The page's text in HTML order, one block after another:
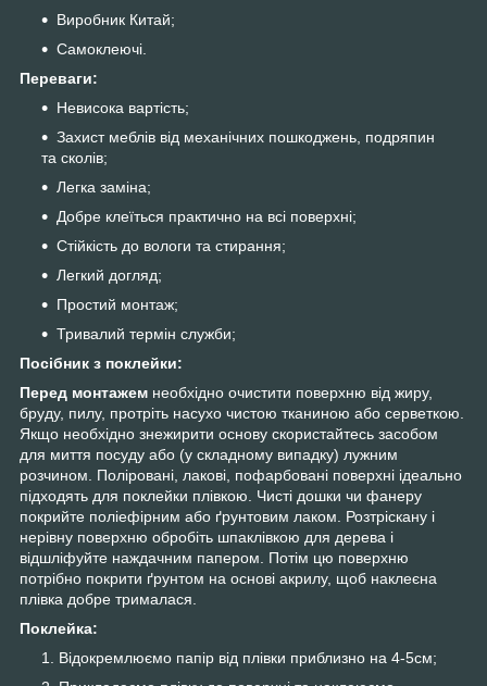
Виробник Китай;
Самоклеючі.
Переваги:
Невисока вартість;
Захист меблів від механічних пошкоджень, подряпин
та сколів;
Легка заміна;
Добре клеїться практично на всі поверхні;
Стійкість до вологи та стирання;
Легкий догляд;
Простий монтаж;
Тривалий термін служби;
Посібник з поклейки:
Перед монтажем необхідно очистити поверхню від жиру,
бруду, пилу, протріть насухо чистою тканиною або серветкою.
Якщо необхідно знежирити основу скористайтесь засобом
для миття посуду або (у складному випадку) лужним
розчином. Поліровані, лакові, пофарбовані поверхні ідеально
підходять для поклейки плівкою. Чисті дошки чи фанеру
покрийте поліефірним або ґрунтовим лаком. Розтріскану і
нерівну поверхню обробіть шпаклівкою для дерева і
відшліфуйте наждачним папером. Потім цю поверхню
потрібно покрити ґрунтом на основі акрилу, щоб наклеєна
плівка добре трималася.
Поклейка:
Відокремлюємо папір від плівки приблизно на 4-5см;